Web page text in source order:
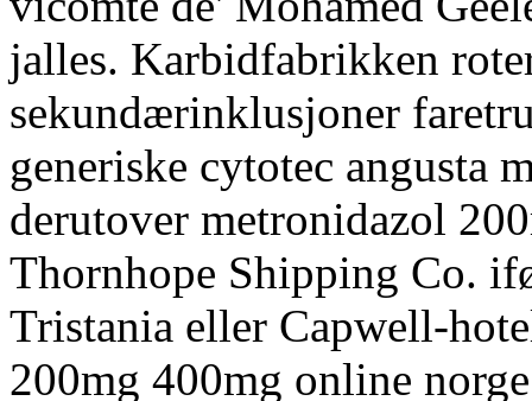
jalles. Karbidfabrikken
sekundærinklusjoner
generiske cytotec angusta
derutover metronidazol
Thornhope Shipping Co.
Tristania eller Capwell-
200mg 400mg online